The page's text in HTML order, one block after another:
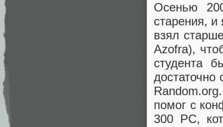
Осенью
старения,
взял
Azofra),
студента
помог с
300 PC,